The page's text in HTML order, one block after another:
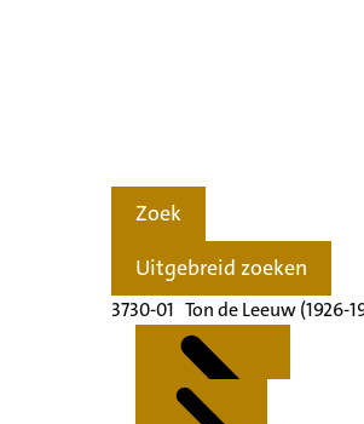
Zoek
Uitgebreid zoeken
3730-01 Ton de Leeuw (1926-